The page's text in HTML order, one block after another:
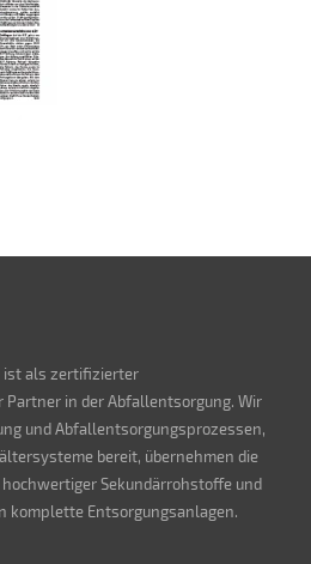
ist als zertifizierter
Partner in der Abfallentsorgung. Wir
und Abfallentsorgungsprozessen,
bereit, übernehmen die
Sekundärrohstoffe und
komplette Entsorgungsanlagen.